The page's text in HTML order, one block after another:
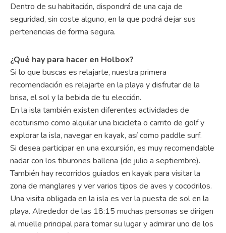
Dentro de su habitación, dispondrá de una caja de
seguridad, sin coste alguno, en la que podrá dejar sus
pertenencias de forma segura.
¿Qué hay para hacer en Holbox?
Si lo que buscas es relajarte, nuestra primera
recomendación es relajarte en la playa y disfrutar de la
brisa, el sol y la bebida de tu elección.
En la isla también existen diferentes actividades de
ecoturismo como alquilar una bicicleta o carrito de golf y
explorar la isla, navegar en kayak, así como paddle surf.
Si desea participar en una excursión, es muy recomendable
nadar con los tiburones ballena (de julio a septiembre).
También hay recorridos guiados en kayak para visitar la
zona de manglares y ver varios tipos de aves y cocodrilos.
Una visita obligada en la isla es ver la puesta de sol en la
playa. Alrededor de las 18:15 muchas personas se dirigen
al muelle principal para tomar su lugar y admirar uno de los